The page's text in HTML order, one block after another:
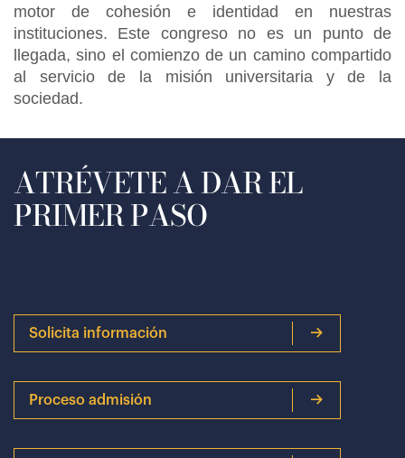
motor de cohesión e identidad en nuestras
instituciones. Este congreso no es un punto de
llegada, sino el comienzo de un camino compartido
al servicio de la misión universitaria y de la
sociedad.
ATRÉVETE A DAR EL
PRIMER PASO
Solicita información
Proceso admisión